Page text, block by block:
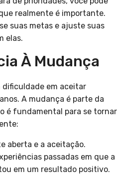
realmente é importante.
suas metas e ajuste suas
elas.
À Mudança
dificuldade em aceitar
A mudança é parte da
é fundamental para se tornar
aberta e a aceitação.
passadas em que a
em um resultado positivo.